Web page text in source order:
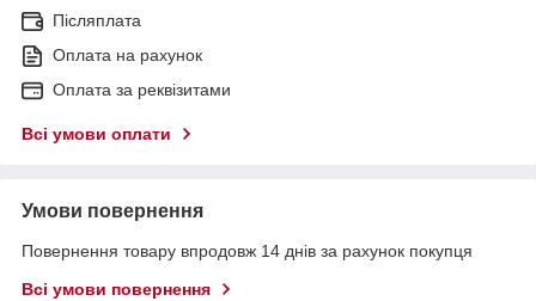
Післяплата
Оплата на рахунок
Оплата за реквізитами
Всі умови оплати
Умови повернення
Повернення товару впродовж 14 днів за рахунок покупця
Всі умови повернення